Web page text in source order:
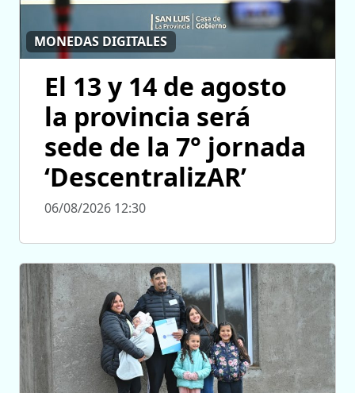
MONEDAS DIGITALES
El 13 y 14 de agosto
la provincia será
sede de la 7° jornada
‘DescentralizAR’
06/08/2026 12:30